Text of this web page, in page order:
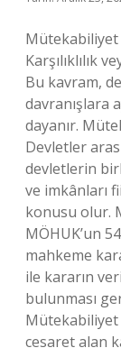
Mütekabiliyet
Karşılıklılık
Bu kavram,
davranışlara
dayanır.
Devletler
devletlerin
ve imkânları
konusu olur.
MÖHUK’un
mahkeme
ile kararın
bulunması
Mütekabiliyet
cesaret alan